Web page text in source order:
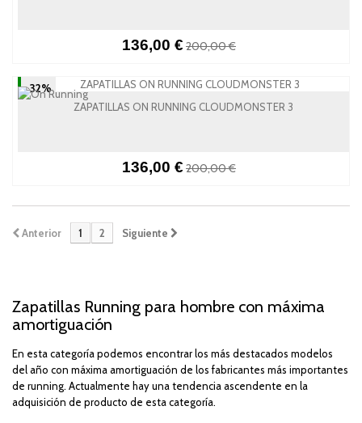
136,00 € 200,00 €
-32%
ZAPATILLAS ON RUNNING CLOUDMONSTER 3
136,00 € 200,00 €
Anterior 1 2 Siguiente
Zapatillas Running para hombre con máxima
amortiguación
En esta categoría podemos encontrar los más destacados modelos
del año con máxima amortiguación de los fabricantes más importantes
de running. Actualmente hay una tendencia ascendente en la
adquisición de producto de esta categoría.